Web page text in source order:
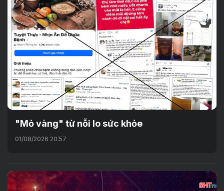
"Mỏ vàng" từ nỗi lo sức khỏe
01/08/2026 20:57